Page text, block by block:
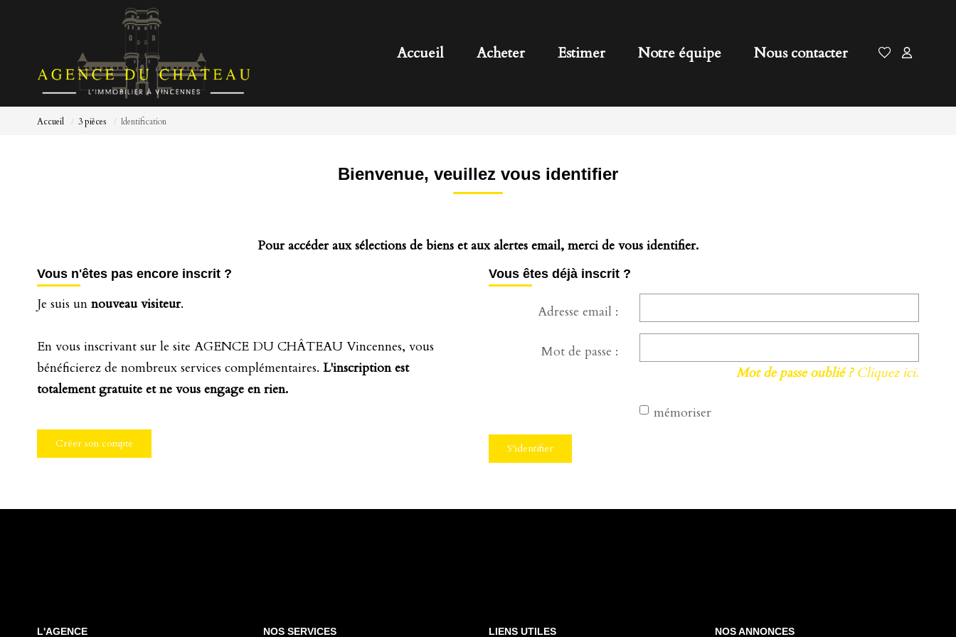
Accueil Acheter Estimer Notre équipe Nous contacter
Accueil 3 pièces Identification
Bienvenue, veuillez vous identifier
Pour accéder aux sélections de biens et aux alertes email, merci de vous identifier.
Vous n'êtes pas encore inscrit ?
Je suis un nouveau visiteur.
En vous inscrivant sur le site AGENCE DU CHÂTEAU Vincennes, vous
bénéficierez de nombreux services complémentaires. L'inscription est
totalement gratuite et ne vous engage en rien.
Créer son compte
Vous êtes déjà inscrit ?
Adresse email :
Mot de passe :
Mot de passe oublié ?Cliquez ici.
mémoriser
S'identifier
L'AGENCE NOS SERVICES LIENS UTILES NOS ANNONCES